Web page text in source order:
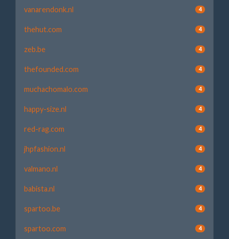
vanarendonk.nl 4
thehut.com 4
zeb.be 4
thefounded.com 4
muchachomalo.com 4
happy-size.nl 4
red-rag.com 4
jhpfashion.nl 4
valmano.nl 4
babista.nl 4
spartoo.be 4
spartoo.com 4